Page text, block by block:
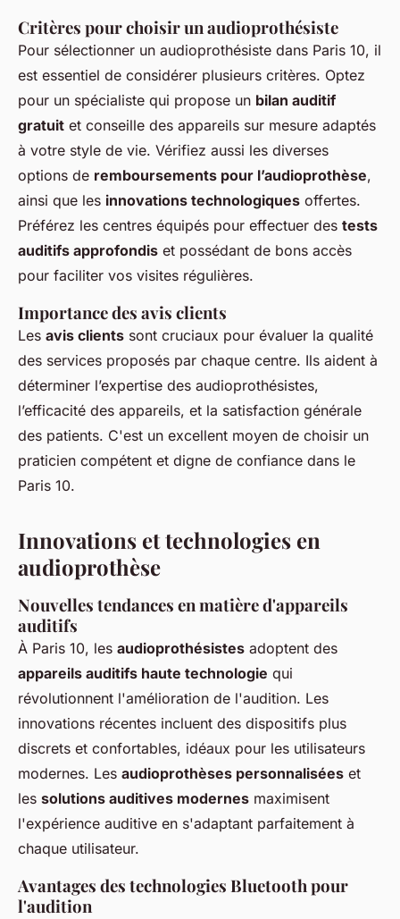
Critères pour choisir un audioprothésiste
Pour sélectionner un audioprothésiste dans Paris 10, il
est essentiel de considérer plusieurs critères. Optez
pour un spécialiste qui propose un bilan auditif
gratuit et conseille des appareils sur mesure adaptés
à votre style de vie. Vérifiez aussi les diverses
options de remboursements pour l’audioprothèse,
ainsi que les innovations technologiques offertes.
Préférez les centres équipés pour effectuer des tests
auditifs approfondis et possédant de bons accès
pour faciliter vos visites régulières.
Importance des avis clients
Les avis clients sont cruciaux pour évaluer la qualité
des services proposés par chaque centre. Ils aident à
déterminer l’expertise des audioprothésistes,
l’efficacité des appareils, et la satisfaction générale
des patients. C'est un excellent moyen de choisir un
praticien compétent et digne de confiance dans le
Paris 10.
Innovations et technologies en
audioprothèse
Nouvelles tendances en matière d'appareils
auditifs
À Paris 10, les audioprothésistes adoptent des
appareils auditifs haute technologie qui
révolutionnent l'amélioration de l'audition. Les
innovations récentes incluent des dispositifs plus
discrets et confortables, idéaux pour les utilisateurs
modernes. Les audioprothèses personnalisées et
les solutions auditives modernes maximisent
l'expérience auditive en s'adaptant parfaitement à
chaque utilisateur.
Avantages des technologies Bluetooth pour
l'audition